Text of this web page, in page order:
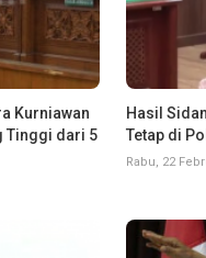
Kurniawan
Tinggi dari 5
Hasil
Tetap di
Rabu, 22